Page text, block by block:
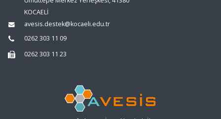
KOCAELİ
avesis.destek@kocaeli.edu.tr
0262 303 11 09
0262 303 11 23